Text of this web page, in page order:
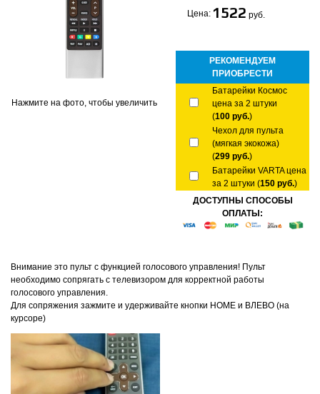
Нажмите на фото, чтобы увеличить
Цена: 1522 руб.
РЕКОМЕНДУЕМ
ПРИОБРЕСТИ
Батарейки Космос
цена за 2 штуки
(100 руб.)
Чехол для пульта
(мягкая экокожа)
(299 руб.)
Батарейки VARTA цена
за 2 штуки (150 руб.)
ДОСТУПНЫ СПОСОБЫ
ОПЛАТЫ:
Внимание это пульт с функцией голосового управления! Пульт
необходимо сопрягать с телевизором для корректной работы
голосового управления.
Для сопряжения зажмите и удерживайте кнопки HOME и ВЛЕВО (на
курсоре)